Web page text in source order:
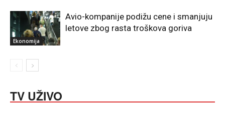
Ekonomija
Avio-kompanije podižu cene i smanjuju
letove zbog rasta troškova goriva
TV UŽIVO